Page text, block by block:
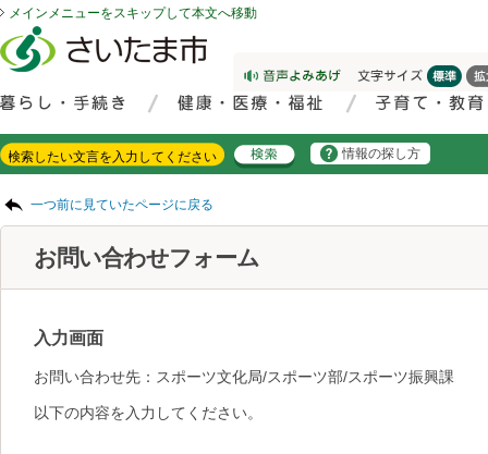
メインメニューをスキップして本文へ移動
情報の探し方
一つ前に見ていたページに戻る
お問い合わせフォーム
入力画面
お問い合わせ先：スポーツ文化局/スポーツ部/スポーツ振興課
以下の内容を入力してください。